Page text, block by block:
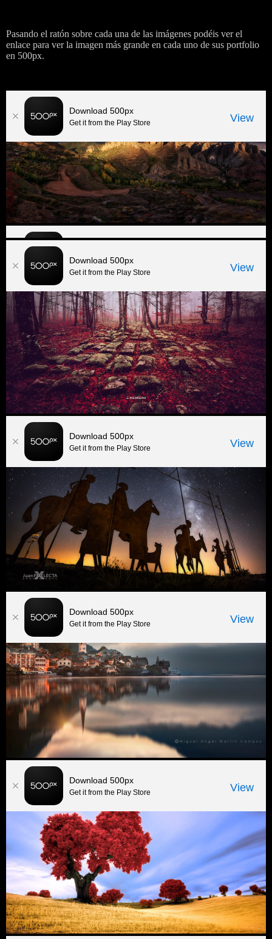
Pasando el ratón sobre cada una de las imágenes podéis ver el
enlace para ver la imagen más grande en cada uno de sus portfolio
en 500px.